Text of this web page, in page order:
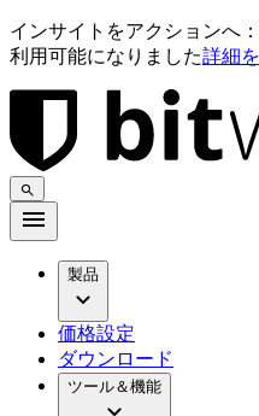
インサイトをアクションへ：
利用可能になりました詳細
製品
価格設定
ダウンロード
ツール＆機能